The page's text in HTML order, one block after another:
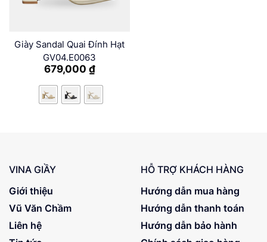
Giày Sandal Quai Đính Hạt
GV04.E0063
679,000 ₫
VINA GIẦY
Giới thiệu
Vũ Văn Chầm
Liên hệ
HỖ TRỢ KHÁCH HÀNG
Hướng dẫn mua hàng
Hướng dẫn thanh toán
Hướng dẫn bảo hành